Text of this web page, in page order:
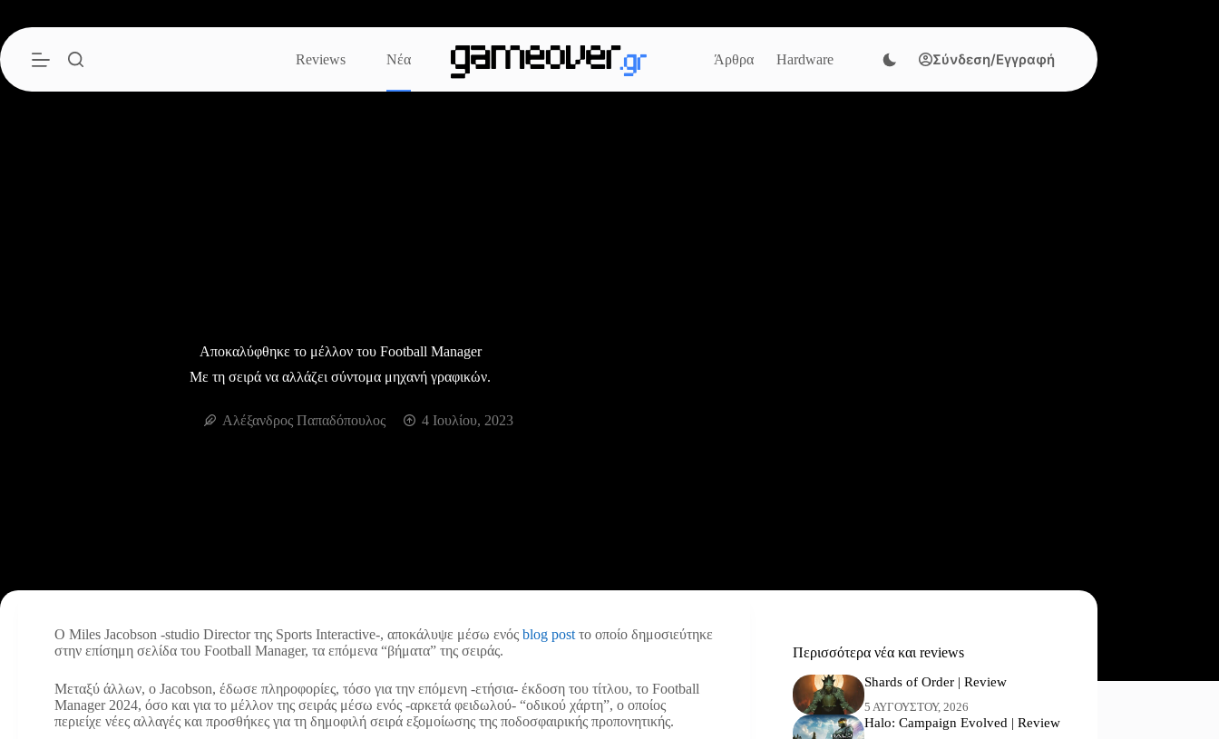
περιεχόμενο
Reviews
Νέα Άρθρα Hardware Σύνδεση/Εγγραφή
Αποκαλύφθηκε το μέλλον του Football Manager
Με τη σειρά να αλλάζει σύντομα μηχανή γραφικών.
Αλέξανδρος Παπαδόπουλος 4 Ιουλίου, 2023
Ο Miles Jacobson -studio Director της Sports Interactive-, αποκάλυψε μέσω ενός blog post το οποίο δημοσιεύτηκε
στην επίσημη σελίδα του Football Manager, τα επόμενα “βήματα” της σειράς.
Μεταξύ άλλων, ο Jacobson, έδωσε πληροφορίες, τόσο για την επόμενη -ετήσια- έκδοση του τίτλου, το Football
Manager 2024, όσο και για το μέλλον της σειράς μέσω ενός -αρκετά φειδωλού- “οδικού χάρτη”, ο οποίος
περιείχε νέες αλλαγές και προσθήκες για τη δημοφιλή σειρά εξομοίωσης της ποδοσφαιρικής προπονητικής.
Περισσότερα νέα και reviews
Shards of Order | Review
5 ΑΥΓΟΎΣΤΟΥ, 2026
Halo: Campaign Evolved | Review